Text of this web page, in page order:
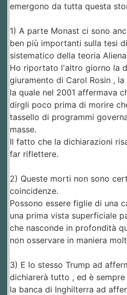
emergono da tutta questa
1) A parte Monast ci sono
ben più importanti sulla tesi
sistematico della teoria
Ho riportato l'altro giorno la
giuramento di Carol Rosin ,
la quale nel 2001 affermava
dirgli poco prima di morire
tassello di programmi
masse.
Il fatto che la dichiarazioni
far riflettere.
2) Queste morti non sono
coincidenze.
Possono essere figlie di una
una prima vista superficiale
che nasconde in profondità
non osservare in maniera
3) E lo stesso Trump ad
dichiarerà tutto , ed è sempre
la banca di Inghilterra ad